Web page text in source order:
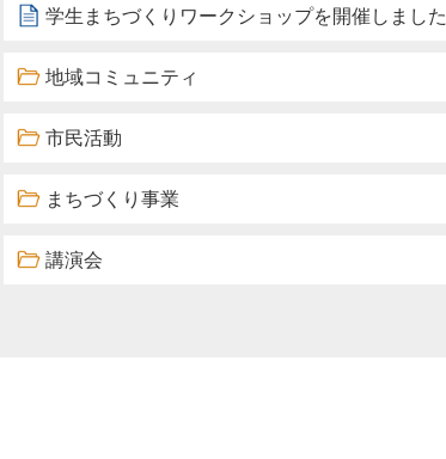
学生まちづくりワークショップを開催しました
地域コミュニティ
市民活動
まちづくり事業
講演会